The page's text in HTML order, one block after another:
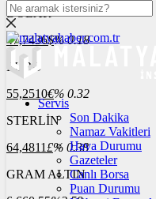
DOLAR
47,7436$% 0.18
EURO
55,2510€% 0.32
STERLİN
64,4811£% 0.38
GRAM ALTIN
Servis
Son Dakika
Namaz Vakitleri
Hava Durumu
Gazeteler
Canlı Borsa
Puan Durumu